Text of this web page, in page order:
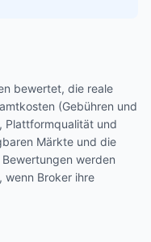
bewertet, die reale
(Gebühren und
Plattformqualität und
Märkte und die
werden
Broker ihre